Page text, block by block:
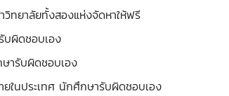
วิทยาลัยทั้งสองแห่งจัดหาให้ฟรี
บผิดชอบเอง
ารับผิดชอบเอง
ยในประเทศ นักศึกษารับผิดชอบเอง